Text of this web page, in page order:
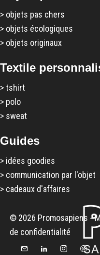
> objets pas chers
> objets écologiques
> objets originaux
Textile
>tshirt
> polo
> sweat
Guides
> idées goodies
> communication par l'objet
> cadeaux d'affaires
© 2026 Promosapiens -
de confidentialité